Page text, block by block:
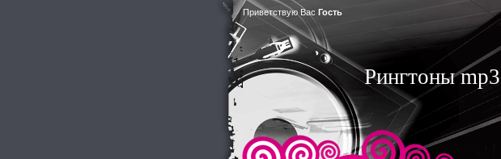
Приветствую Вас Гость
Рингтоны mp3